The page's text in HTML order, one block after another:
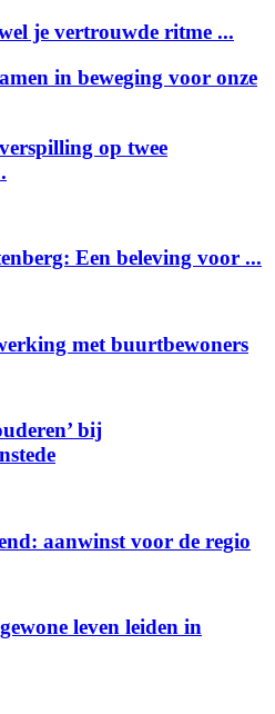
je vertrouwde ritme ...
in beweging voor onze
op twee
Een beleving voor ...
met buurtbewoners
bij
aanwinst voor de regio
leven leiden in